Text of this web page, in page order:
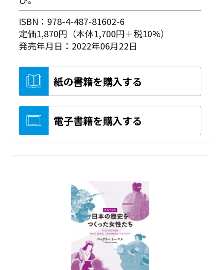
ISBN：978-4-487-81602-6
定価1,870円（本体1,700円＋税10%）
発売年月日：2022年06月22日
紙の書籍を購入する
電子書籍を購入する